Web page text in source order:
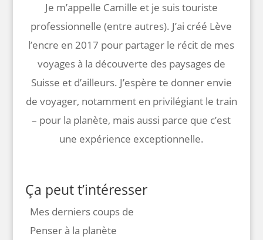
Je m’appelle Camille et je suis touriste
professionnelle (entre autres). J’ai créé Lève
l’encre en 2017 pour partager le récit de mes
voyages à la découverte des paysages de
Suisse et d’ailleurs. J’espère te donner envie
de voyager, notamment en privilégiant le train
– pour la planète, mais aussi parce que c’est
une expérience exceptionnelle.
Ça peut t’intéresser
Mes derniers coups de
Penser à la planète